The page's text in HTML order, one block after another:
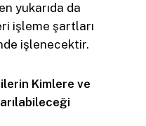
yukarıda da
işleme şartları
işlenecektir.
Kimlere ve